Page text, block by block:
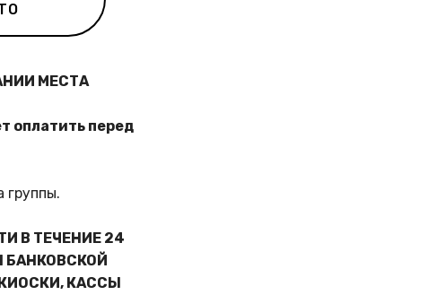
МЕСТА
оплатить перед
группы.
В ТЕЧЕНИЕ 24
БАНКОВСКОЙ
КАССЫ